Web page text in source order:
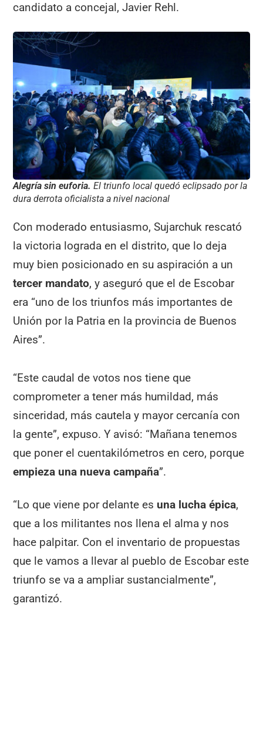
candidato a concejal, Javier Rehl.
Alegría sin euforia. El triunfo local quedó eclipsado por la
dura derrota oficialista a nivel nacional
Con moderado entusiasmo, Sujarchuk rescató
la victoria lograda en el distrito, que lo deja
muy bien posicionado en su aspiración a un
tercer mandato, y aseguró que el de Escobar
era “uno de los triunfos más importantes de
Unión por la Patria en la provincia de Buenos
Aires”.
“Este caudal de votos nos tiene que
comprometer a tener más humildad, más
sinceridad, más cautela y mayor cercanía con
la gente”, expuso. Y avisó: “Mañana tenemos
que poner el cuentakilómetros en cero, porque
empieza una nueva campaña”.
“Lo que viene por delante es una lucha épica,
que a los militantes nos llena el alma y nos
hace palpitar. Con el inventario de propuestas
que le vamos a llevar al pueblo de Escobar este
triunfo se va a ampliar sustancialmente”,
garantizó.